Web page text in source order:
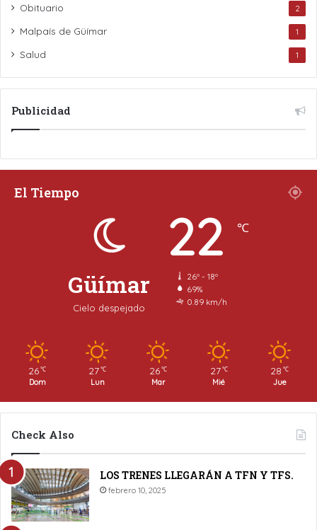
Obituario 2
Malpaís de Güímar 1
Salud 1
Publicidad
El Tiempo
Güímar
Cielo despejado
22 ℃
26º - 18º
69%
0.89 km/h
26 ℃
Dom
27 ℃
Lun
26 ℃
Mar
27 ℃
Mié
28 ℃
Jue
Check Also
LOS TRENES LLEGARÁN A TFN Y TFS.
febrero 10, 2025